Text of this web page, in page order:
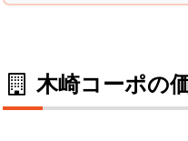
木崎コーポの